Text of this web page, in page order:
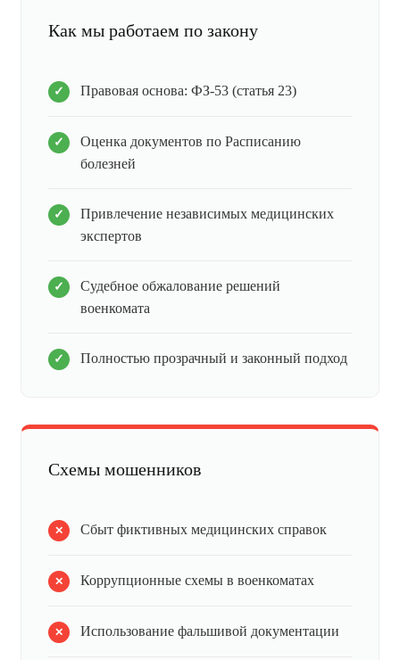
Как мы работаем по закону
Правовая основа: ФЗ-53 (статья 23)
Оценка документов по Расписанию
болезней
Привлечение независимых медицинских
экспертов
Судебное обжалование решений
военкомата
Полностью прозрачный и законный подход
Схемы мошенников
Сбыт фиктивных медицинских справок
Коррупционные схемы в военкоматах
Использование фальшивой документации